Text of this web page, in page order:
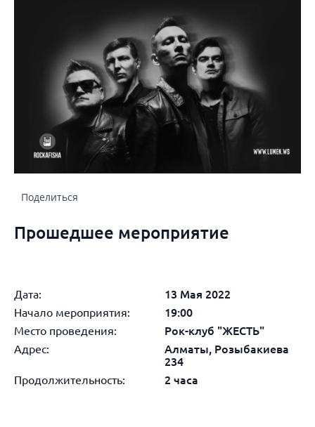
Поделиться
Прошедшее мероприятие
Дата:
13 Мая 2022
Начало мероприятия:
19:00
Место проведения:
Рок-клуб "ЖЕСТЬ"
Адрес:
Алматы, Розыбакиева
234
Продолжительность:
2 часа